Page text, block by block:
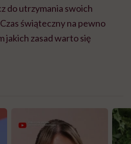
do utrzymania swoich
świąteczny na pewno
jakich zasad warto się